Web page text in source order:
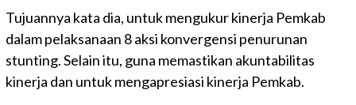
Tujuannya kata dia, untuk mengukur kinerja Pemkab
dalam pelaksanaan 8 aksi konvergensi penurunan
stunting. Selain itu, guna memastikan akuntabilitas
kinerja dan untuk mengapresiasi kinerja Pemkab.